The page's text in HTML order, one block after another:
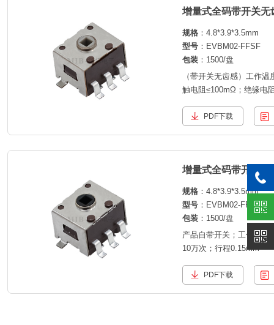
增量式全码带开关无
规格 ：4.8*3.9*3.5mm
型号 ：EVBM02-FFSF
包装 ：1500/盘
（带开关无齿感）工作
触电阻≤100mΩ；绝缘电
PDF下载
增量式全码带开关
规格 ：4.8*3.9*3.5mm
型号 ：EVBM02-FF
包装 ：1500/盘
产品自带开关；工作温
10万次；行程0.15mm
PDF下载